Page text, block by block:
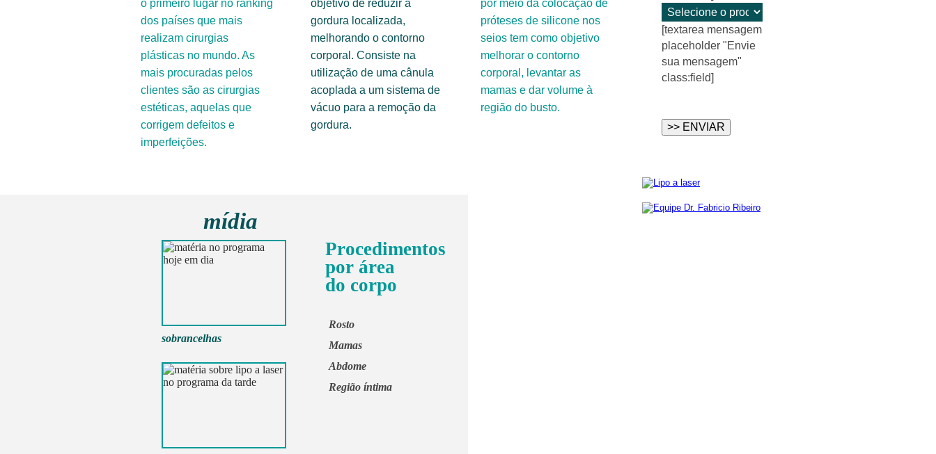
[textarea mensagem
placeholder "Envie
sua mensagem"
class:field]
leave
empty.
o primeiro lugar no ranking
dos países que mais
realizam cirurgias
plásticas no mundo. As
mais procuradas pelos
clientes são as cirurgias
estéticas, aquelas que
corrigem defeitos e
imperfeições.
objetivo de reduzir a
gordura localizada,
melhorando o contorno
corporal. Consiste na
utilização de uma cânula
acoplada a um sistema de
vácuo para a remoção da
gordura.
por meio da colocação de
próteses de silicone nos
seios tem como objetivo
melhorar o contorno
corporal, levantar as
mamas e dar volume à
região do busto.
mídia
sobrancelhas
Procedimentos
por área
do corpo
Rosto
Mamas
Abdome
Região íntima